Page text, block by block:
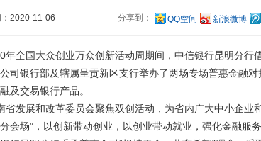
2020-11-06 分享到： QQ空间 新浪微博
国大众创业万众创新活动周期间，中信银行昆明分行
司银行部及辖属呈贡新区支行举办了两场专场普惠金融
及交易银行产品。
展和改革委员会聚焦双创活动，为省内广大中小企业
会场”，以创新带动创业，以创业带动就业，强化金融服